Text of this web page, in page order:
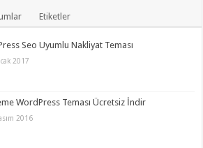
Etiketler
Seo Uyumlu Nakliyat Teması
2017
WordPress Teması Ücretsiz İndir
2016